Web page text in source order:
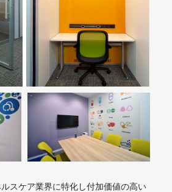
スケア業界に特化し付加価値の高い